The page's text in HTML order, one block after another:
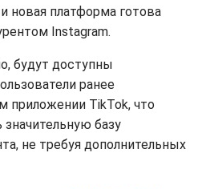
новая платформа готова
Instagram.
будут доступны
ранее
приложении TikTok, что
значительную базу
не требуя дополнительных